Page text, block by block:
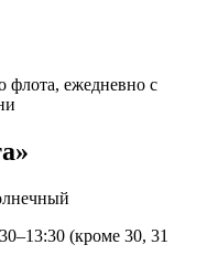
флота, ежедневно с
(кроме 30, 31